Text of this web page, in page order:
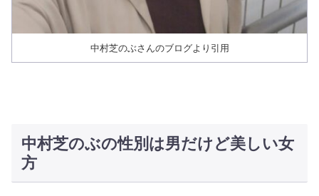
中村芝のぶさんのブログより引用
中村芝のぶの性別は男だけど美しい女
方